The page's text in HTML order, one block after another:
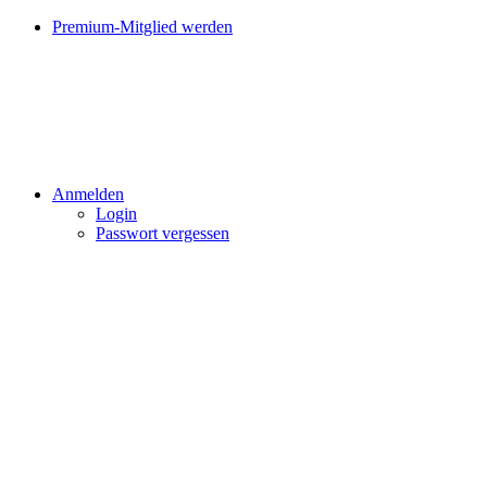
Premium-Mitglied werden
Anmelden
Login
Passwort vergessen